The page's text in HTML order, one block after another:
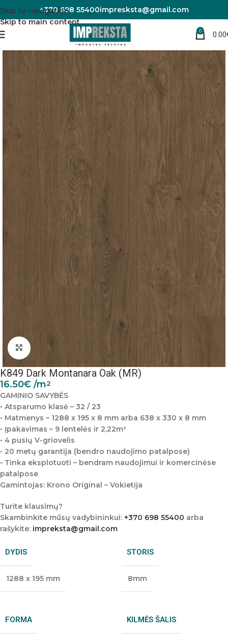
Skip to navigation
Skip to main content
+370 698 55400impresksta@gmail.com
0 0.00
Pradžia Laminuotos grindys
Padidinti nuotrauką
K849 Dark Montanara Oak (MR)
16.50€ /m2
GAMINIO SAVYBĖS
• Atsparumo klasė – 32 / 23
• Matmenys – 1288 x 195 x 8 mm arba 638 x 330 x 8 mm
• Įpakavimas – 9 lentelės ir 2,22m²
• 4 pusių V-griovelis
• 20 metų garantija (bendro naudojimo patalpose)
• Tinka eksplotuoti – bendram naudojimui ir komercinėse
patalpose
Gamintojas: Krono Original – Vokietija
Turite klausimų?
Skambinkite mūsų vadybininkui: +370 698 55400 arba
rašykite: impreksta@gmail.com
DYDIS
1288 x 195 mm
STORIS
8mm
FORMA KILMĖS ŠALIS